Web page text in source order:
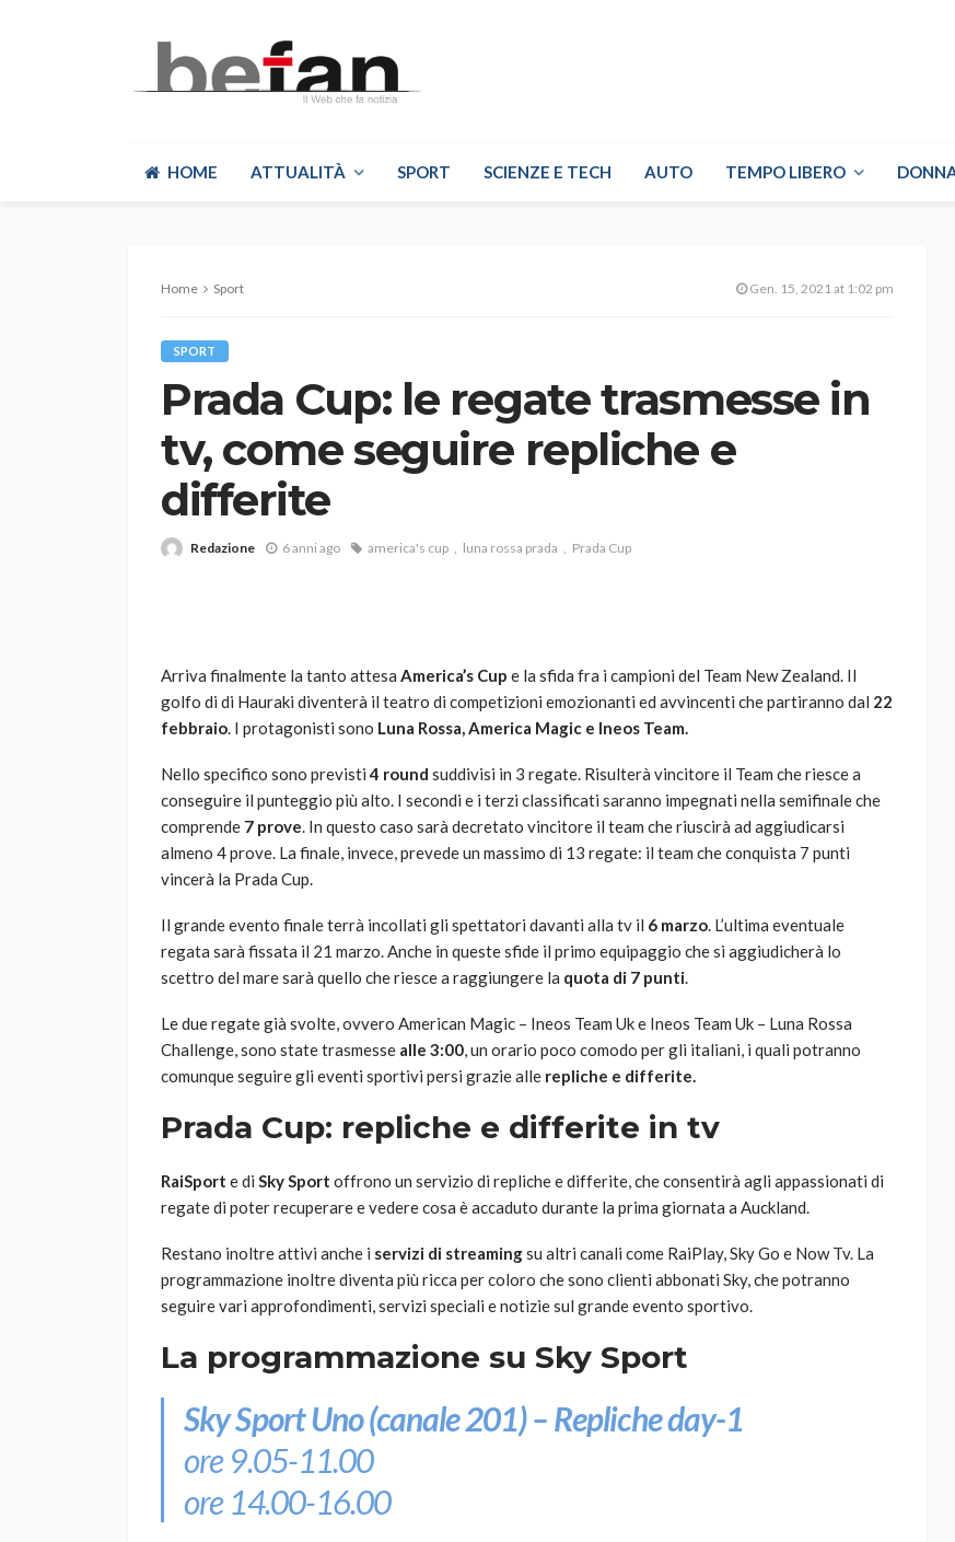
HOME ATTUALITÀ SPORT SCIENZE E TECH AUTO TEMPO LIBERO
Home Sport Gen. 15, 2021 at 1:02 pm
SPORT
Prada Cup: le regate trasmesse in
tv, come seguire repliche e
differite
Redazione 6 anni ago america's cup luna rossa prada Prada Cup
Arriva finalmente la tanto attesa America’s Cup e la sfida fra i campioni del Team New Zealand. Il
golfo di di Hauraki diventerà il teatro di competizioni emozionanti ed avvincenti che partiranno dal 22
febbraio. I protagonisti sono Luna Rossa, America Magic e Ineos Team.
Nello specifico sono previsti4 round suddivisi in 3 regate. Risulterà vincitore il Team che riesce a
conseguire il punteggio più alto. I secondi e i terzi classificati saranno impegnati nella semifinale che
comprende 7 prove. In questo caso sarà decretato vincitore il team che riuscirà ad aggiudicarsi
almeno 4 prove. La finale, invece, prevede un massimo di 13 regate: il team che conquista 7 punti
vincerà la Prada Cup.
Il grande evento finale terrà incollati gli spettatori davanti alla tv il 6 marzo. L’ultima eventuale
regata sarà fissata il 21 marzo. Anche in queste sfide il primo equipaggio che si aggiudicherà lo
scettro del mare sarà quello che riesce a raggiungere la quota di 7 punti.
Le due regate già svolte, ovvero American Magic – Ineos Team Uk e Ineos Team Uk – Luna Rossa
Challenge, sono state trasmesse alle 3:00, un orario poco comodo per gli italiani, i quali potranno
comunque seguire gli eventi sportivi persi grazie alle repliche e differite.
Prada Cup: repliche e differite in tv
RaiSport e di Sky Sport offrono un servizio di repliche e differite, che consentirà agli appassionati di
regate di poter recuperare e vedere cosa è accaduto durante la prima giornata a Auckland.
Restano inoltre attivi anche i servizi di streamingsu altri canali come RaiPlay, Sky Go e Now Tv. La
programmazione inoltre diventa più ricca per coloro che sono clienti abbonati Sky, che potranno
seguire vari approfondimenti, servizi speciali e notizie sul grande evento sportivo.
La programmazione su Sky Sport
Sky Sport Uno (canale 201) – Repliche day-1
ore 9.05-11.00
ore 14.00-16.00
VARIE
Robot tagliaerba: quale
scegliere per il tuo prato
god 1 anno ago 784
Davis: tennis mondiale e
passione per
abbracciano la stessa causa
god 9 mesi ago